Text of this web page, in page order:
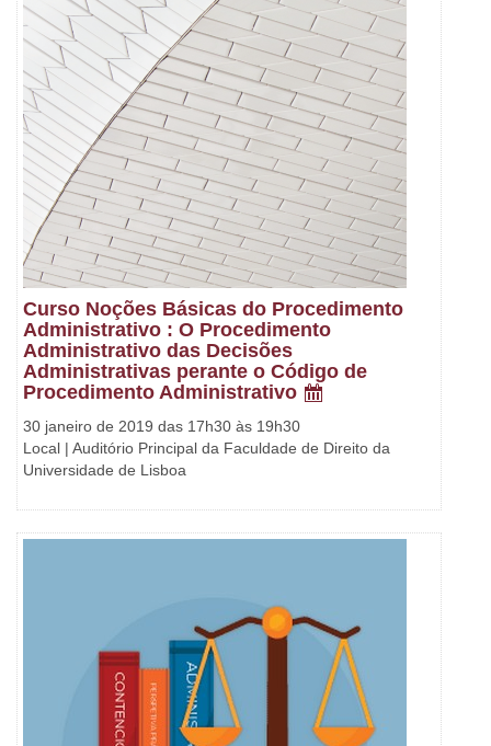
Curso Noções Básicas do Procedimento
Administrativo : O Procedimento
Administrativo das Decisões
Administrativas perante o Código de
Procedimento Administrativo
30 janeiro de 2019 das 17h30 às 19h30
Local | Auditório Principal da Faculdade de Direito da
Universidade de Lisboa